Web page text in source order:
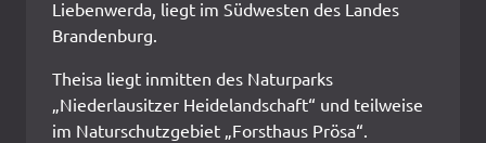
Liebenwerda, liegt im Südwesten des Landes
Brandenburg.
Theisa liegt inmitten des Naturparks
„Niederlausitzer Heidelandschaft“ und teilweise
im Naturschutzgebiet „Forsthaus Prösa“.